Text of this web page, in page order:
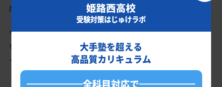
成します。
今の成績・偏差値から姫路西高校の入試で確実に合格最低点以上
を取る、余裕を持って合格点を取るための勉強法、学習スケジュ
ールを明確にします。
姫路西高校
受験対策はじゅけラボ
大手塾を超える
高品質カリキュラム
全科目対応で